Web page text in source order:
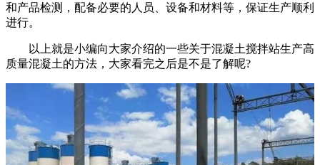
和产品检测，配备必要的人员、设备和材料等，保证生产顺利
进行。
以上就是小编向大家介绍的一些关于混凝土搅拌站生产高
质量混凝土的方法，大家看完之后是不是了解呢?